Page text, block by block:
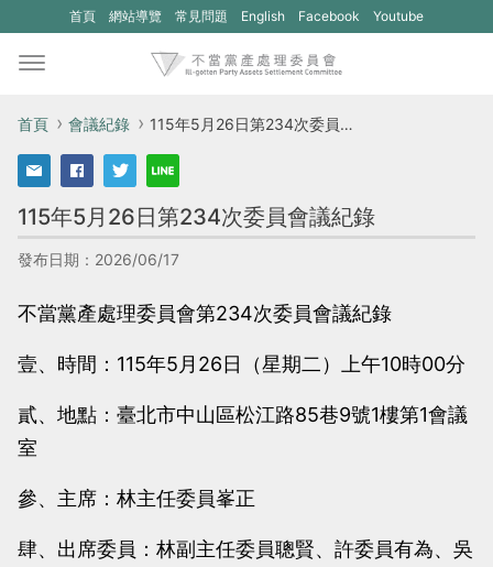
首頁 網站導覽 常見問題 English
(另
視
開
個
的
網
黨
Facebook
(另
開
個
網
黨
Youtube
首頁 會議紀錄 115年5月26日第234次委員會議紀錄
115年5月26日第234次委員會議紀錄
發布日期：2026/06/17
不當黨產處理委員會第234次委員會議紀錄
壹、時間：115年5月26日（星期二）上午10時00分
貳、地點：臺北市中山區松江路85巷9號1樓第1會議
室
參、主席：林主任委員峯正
肆、出席委員：林副主任委員聰賢、許委員有為、吳